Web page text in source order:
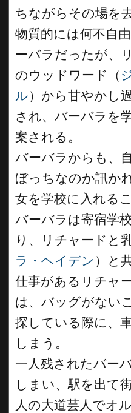
ちながらその場を去
物質的には何不自
ーバラだったが、
のウッドワード（
ル）から甘やかし
され、バーバラを
案される。
バーバラからも、
ぼっちなのか訊か
女を学校に入れる
バーバラは寄宿学
り、リチャードと
ラ・ヘイデン ）と
仕事があるリチャ
は、バッグがない
探している際に、
しまう。
一人残されたバー
しまい、駅を出て
人の大道芸人でオ